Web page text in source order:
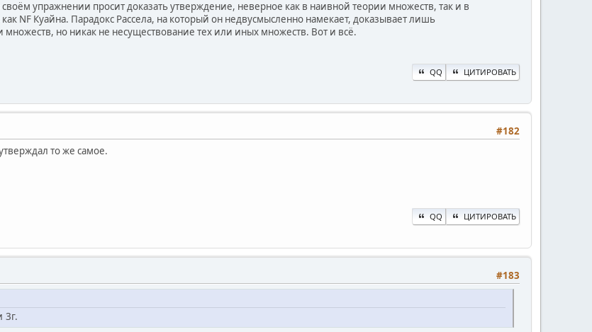
упражнении просит доказать утверждение, неверное как в наивной теории множеств, так и в
NF Куайна. Парадокс Рассела, на который он недвусмысленно намекает, доказывает лишь
но никак не несуществование тех или иных множеств. Вот и всё.
QQ ЦИТИРОВАТЬ
#182
то же самое.
QQ ЦИТИРОВАТЬ
#183
3г.